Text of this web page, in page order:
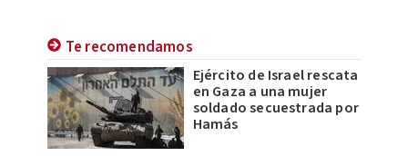
Te recomendamos
Ejército de Israel rescata
en Gaza a una mujer
soldado secuestrada por
Hamás